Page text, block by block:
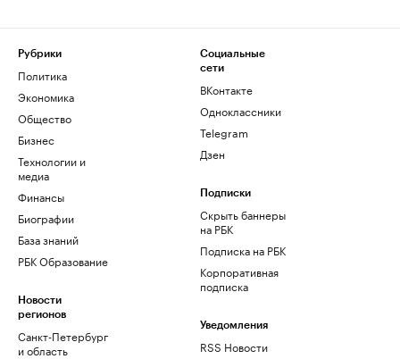
Рубрики
Политика
Экономика
Общество
Бизнес
Технологии и
медиа
Финансы
Биографии
База знаний
РБК Образование
Новости
регионов
Санкт-Петербург
и область
Социальные
сети
ВКонтакте
Одноклассники
Telegram
Дзен
Подписки
Скрыть баннеры
на РБК
Подписка на РБК
Корпоративная
подписка
Уведомления
RSS Новости